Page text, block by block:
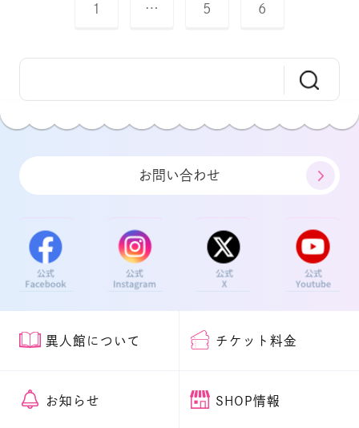
1 … 5 6
お問い合わせ
異人館について チケット料金
お知らせ SHOP情報